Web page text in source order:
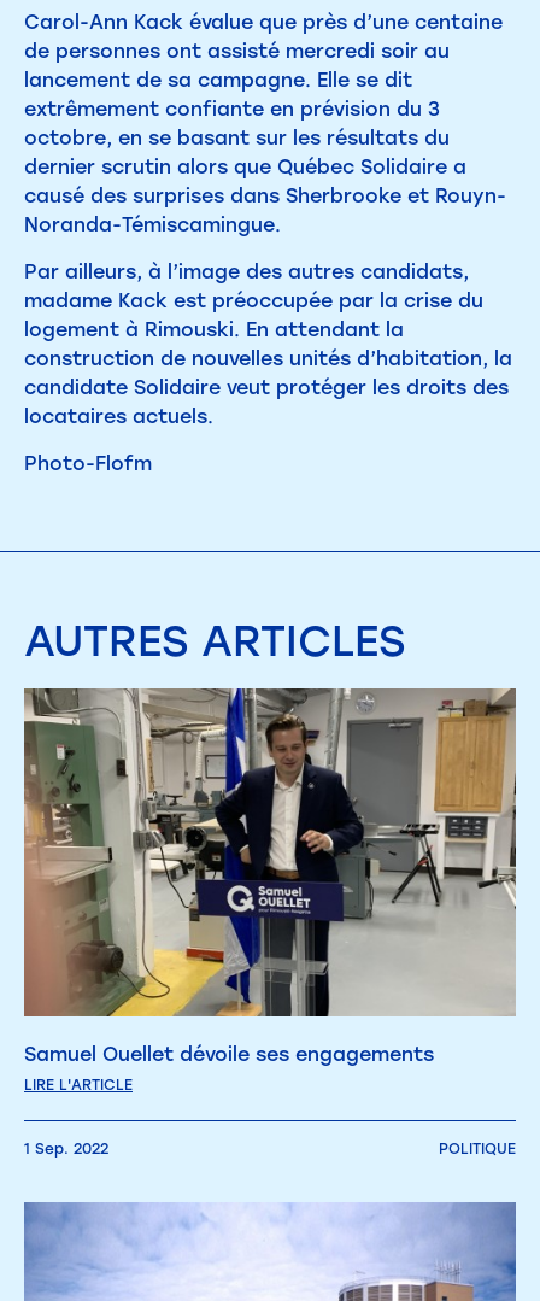
Carol-Ann Kack évalue que près d’une centaine
de personnes ont assisté mercredi soir au
lancement de sa campagne. Elle se dit
extrêmement confiante en prévision du 3
octobre, en se basant sur les résultats du
dernier scrutin alors que Québec Solidaire a
causé des surprises dans Sherbrooke et Rouyn-
Noranda-Témiscamingue.
Par ailleurs, à l’image des autres candidats,
madame Kack est préoccupée par la crise du
logement à Rimouski. En attendant la
construction de nouvelles unités d’habitation, la
candidate Solidaire veut protéger les droits des
locataires actuels.
Photo-Flofm
AUTRES ARTICLES
Samuel Ouellet dévoile ses engagements
LIRE L'ARTICLE
1 Sep. 2022 POLITIQUE